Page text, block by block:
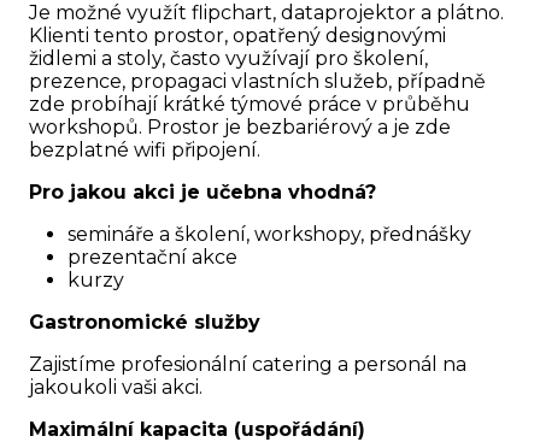
Je možné využít flipchart, dataprojektor a plátno.
Klienti tento prostor, opatřený designovými
židlemi a stoly, často využívají pro školení,
prezence, propagaci vlastních služeb, případně
zde probíhají krátké týmové práce v průběhu
workshopů. Prostor je bezbariérový a je zde
bezplatné wifi připojení.
Pro jakou akci je učebna vhodná?
semináře a školení, workshopy, přednášky
prezentační akce
kurzy
Gastronomické služby
Zajistíme profesionální catering a personál na
jakoukoli vaši akci.
Maximální kapacita (uspořádání)